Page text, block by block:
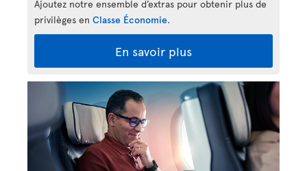
Ajoutez notre ensemble d’extras pour obtenir plus de
privilèges en Classe Économie.
En savoir plus